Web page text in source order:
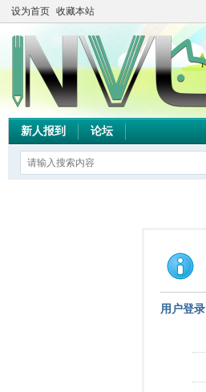
设为首页 收藏本站
新人报到 论坛
用户登录